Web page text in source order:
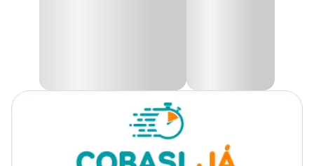
Sao Pet
Comprimento 40 cm e espessura 1,2 cm
Comprimento 100 cm e espessura 1,2 cm
Comprimento 100 cm e espessura 0,7 cm